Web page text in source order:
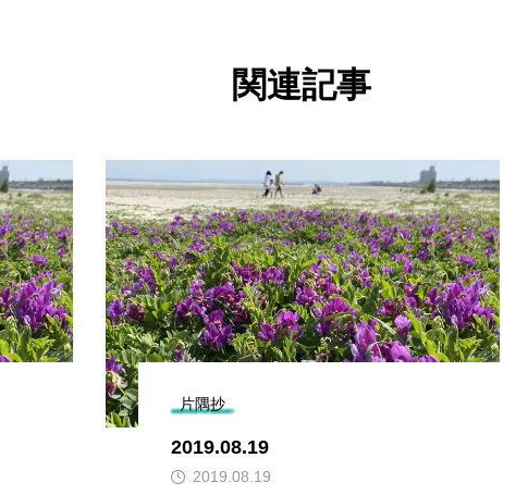
関連記事
片隅抄
2019.08.19
2019.08.19